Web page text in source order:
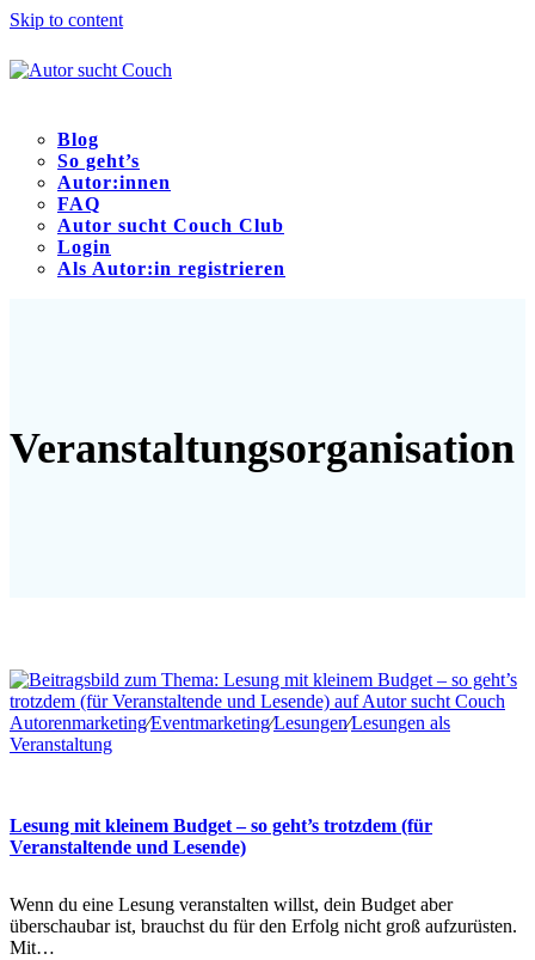
Skip to content
Blog
So geht’s
Autor:innen
FAQ
Autor sucht Couch Club
Login
Als Autor:in registrieren
Veranstaltungsorganisation
Autorenmarketing∕Eventmarketing∕Lesungen∕Lesungen als
Veranstaltung
Lesung mit kleinem Budget – so geht’s trotzdem (für
Veranstaltende und Lesende)
Wenn du eine Lesung veranstalten willst, dein Budget aber
überschaubar ist, brauchst du für den Erfolg nicht groß aufzurüsten.
Mit…